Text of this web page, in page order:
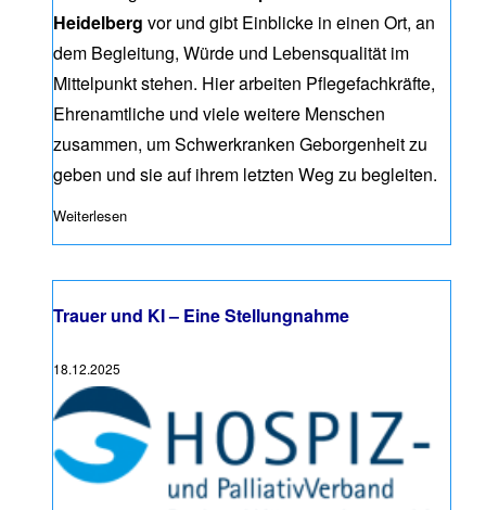
Heidelberg vor und gibt Einblicke in einen Ort, an
dem Begleitung, Würde und Lebensqualität im
Mittelpunkt stehen. Hier arbeiten Pflegefachkräfte,
Ehrenamtliche und viele weitere Menschen
zusammen, um Schwerkranken Geborgenheit zu
geben und sie auf ihrem letzten Weg zu begleiten.
Weiterlesen
Trauer und KI – Eine Stellungnahme
18.12.2025